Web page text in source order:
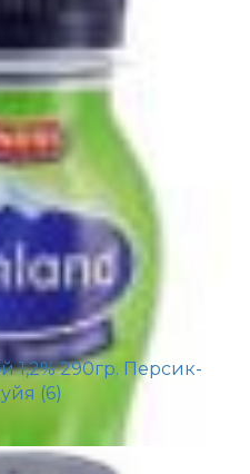
1,2% 290гр. Персик-
(6)